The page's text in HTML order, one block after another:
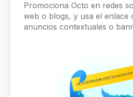
Promociona Octo en redes
web o blogs, y usa el enlace
anuncios contextuales o